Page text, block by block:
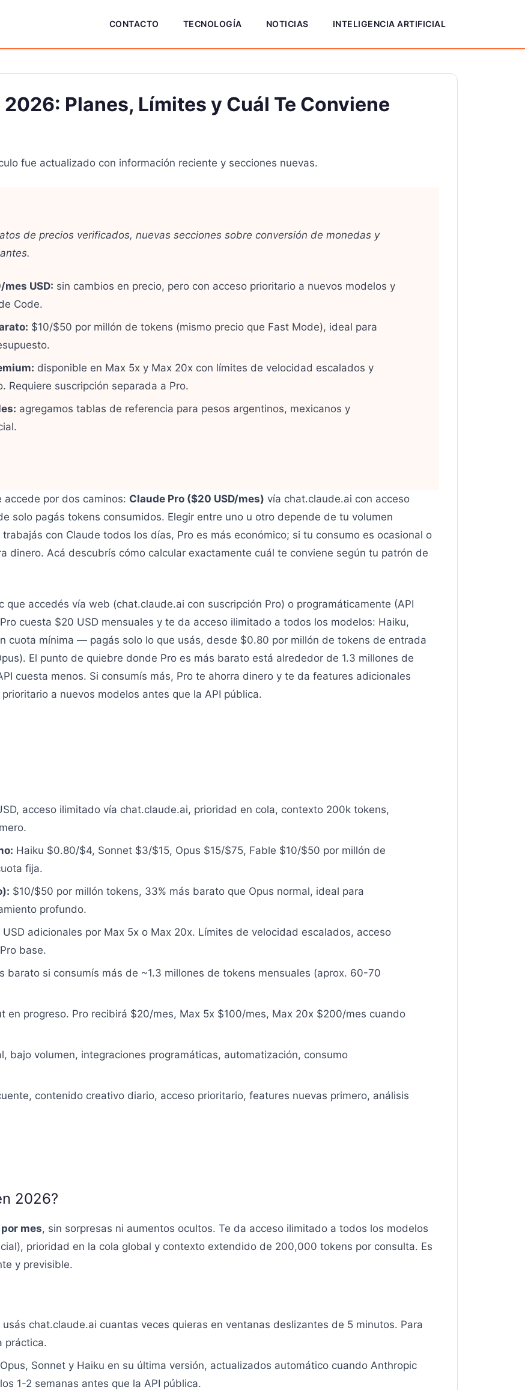
CONTACTO TECNOLOGÍA NOTICIAS INTELIGENCIA ARTIFICIAL
Planes, Límites y Cuál Te Conviene
fue actualizado con información reciente y secciones nuevas.
de precios verificados, nuevas secciones sobre conversión de monedas y
USD: sin cambios en precio, pero con acceso prioritario a nuevos modelos y
Code.
$10/$50 por millón de tokens (mismo precio que Fast Mode), ideal para
disponible en Max 5x y Max 20x con límites de velocidad escalados y
Requiere suscripción separada a Pro.
agregamos tablas de referencia para pesos argentinos, mexicanos y
por dos caminos: Claude Pro ($20 USD/mes) vía chat.claude.ai con acceso
solo pagás tokens consumidos. Elegir entre uno u otro depende de tu volumen
con Claude todos los días, Pro es más económico; si tu consumo es ocasional o
dinero. Acá descubrís cómo calcular exactamente cuál te conviene según tu patrón de
accedés vía web (chat.claude.ai con suscripción Pro) o programáticamente (API
cuesta $20 USD mensuales y te da acceso ilimitado a todos los modelos: Haiku,
cuota mínima — pagás solo lo que usás, desde $0.80 por millón de tokens de entrada
El punto de quiebre donde Pro es más barato está alrededor de 1.3 millones de
cuesta menos. Si consumís más, Pro te ahorra dinero y te da features adicionales
a nuevos modelos antes que la API pública.
acceso ilimitado vía chat.claude.ai, prioridad en cola, contexto 200k tokens,
Haiku $0.80/$4, Sonnet $3/$15, Opus $15/$75, Fable $10/$50 por millón de
fija.
$10/$50 por millón tokens, 33% más barato que Opus normal, ideal para
profundo.
USD adicionales por Max 5x o Max 20x. Límites de velocidad escalados, acceso
base.
barato si consumís más de ~1.3 millones de tokens mensuales (aprox. 60-70
en progreso. Pro recibirá $20/mes, Max 5x $100/mes, Max 20x $200/mes cuando
bajo volumen, integraciones programáticas, automatización, consumo
contenido creativo diario, acceso prioritario, features nuevas primero, análisis
2026?
mes, sin sorpresas ni aumentos ocultos. Te da acceso ilimitado a todos los modelos
prioridad en la cola global y contexto extendido de 200,000 tokens por consulta. Es
y previsible.
usás chat.claude.ai cuantas veces quieras en ventanas deslizantes de 5 minutos. Para
práctica.
Opus, Sonnet y Haiku en su última versión, actualizados automático cuando Anthropic
1-2 semanas antes que la API pública.